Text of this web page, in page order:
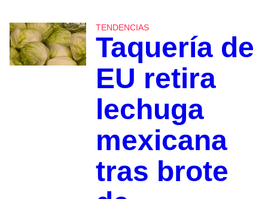
TENDENCIAS
Taquería de
EU retira
lechuga
mexicana
tras brote